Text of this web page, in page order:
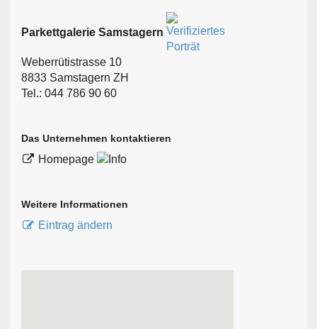
Parkettgalerie Samstagern
Weberrütistrasse 10
8833 Samstagern ZH
Tel.: 044 786 90 60
Das Unternehmen kontaktieren
Homepage
Weitere Informationen
Eintrag ändern